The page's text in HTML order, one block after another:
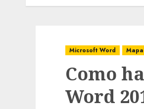
Microsoft Word
Como
Word